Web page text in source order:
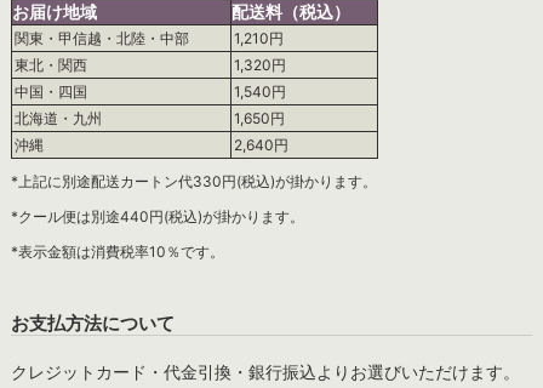
お届け地域
配送料（税込）
関東・甲信越・北陸・中部
1,210円
東北・関西
1,320円
中国・四国
1,540円
北海道・九州
1,650円
沖縄
2,640円
*上記に別途配送カートン代330円(税込)が掛かります。
*クール便は別途440円(税込)が掛かります。
*表示金額は消費税率10％です。
お支払方法について
クレジットカード・代金引換・銀行振込よりお選びいただけます。